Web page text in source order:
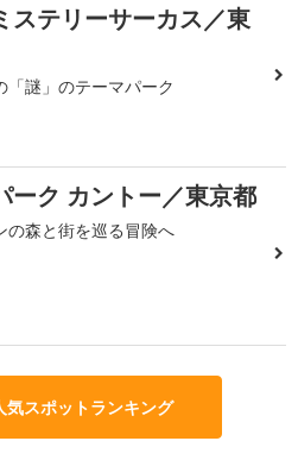
ステリーサーカス／東
「謎」のテーマパーク
ーク カントー／東京都
の森と街を巡る冒険へ
気スポットランキング